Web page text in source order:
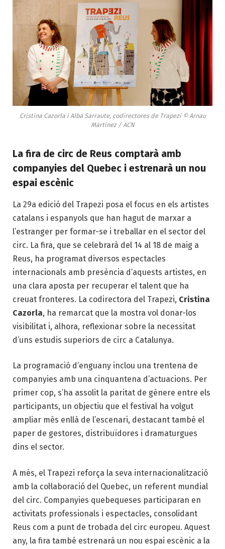
Cristina Cazorla i Alba Sarraute, codirectores de Trapezi © Arnau
Martínez / ACN
La fira de circ de Reus comptarà amb
companyies del Quebec i estrenarà un nou
espai escènic
La 29a edició del Trapezi posa el focus en els artistes
catalans i espanyols que han hagut de marxar a
l’estranger per formar-se i treballar en el sector del
circ. La fira, que se celebrarà del 14 al 18 de maig a
Reus, ha programat diversos espectacles
internacionals amb presència d’aquests artistes, en
una clara aposta per recuperar el talent que ha
creuat fronteres. La codirectora del Trapezi, Cristina
Cazorla, ha remarcat que la mostra vol donar-los
visibilitat i, alhora, reflexionar sobre la necessitat
d’uns estudis superiors de circ a Catalunya.
La programació d’enguany inclou una trentena de
companyies amb una cinquantena d’actuacions. Per
primer cop, s’ha assolit la paritat de gènere entre els
participants, un objectiu que el festival ha volgut
ampliar més enllà de l’escenari, destacant també el
paper de gestores, distribuïdores i dramaturgues
dins el sector.
A més, el Trapezi reforça la seva internacionalització
amb la col·laboració del Quebec, un referent mundial
del circ. Companyies quebequeses participaran en
activitats professionals i espectacles, consolidant
Reus com a punt de trobada del circ europeu. Aquest
any, la fira també estrenarà un nou espai escènic a la